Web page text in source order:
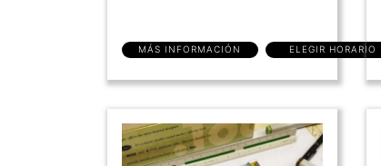
MÁS INFORMACIÓN ELEGIR HORARIO